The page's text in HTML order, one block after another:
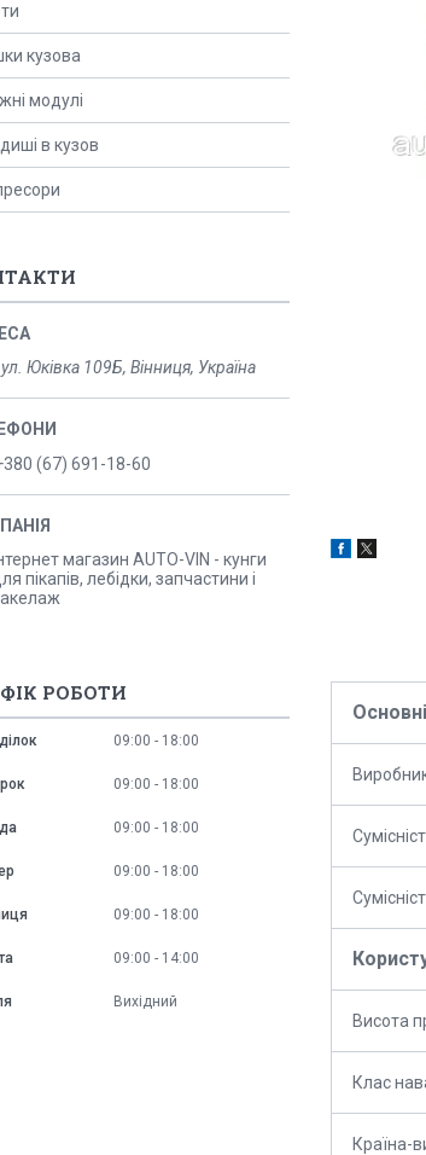
Висота
Клас
Країна-
кузова
модулі
в кузов
Юківка 109Б, Вінниця, Україна
(67) 691-18-60
магазин AUTO-VIN - кунги
пікапів, лебідки, запчастини і
РОБОТИ
09:00 18:00
09:00 18:00
09:00 18:00
09:00 18:00
09:00 18:00
09:00 14:00
Вихідний